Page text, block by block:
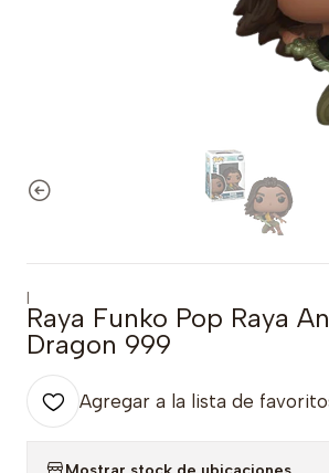
|
Raya Funko Pop Raya
Dragon 999
Agregar a la lista de